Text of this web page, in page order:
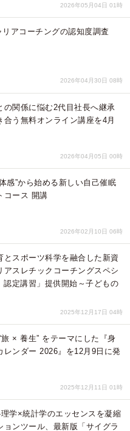
2026年05月04日 01時
リアコーチングの認知度調査
2026年04月30日 08時
の関係に悩む2代目社長へ継承
合う無料オンライン講座を4月
2026年04月05日 00時
感”から始める新しい自己催眠
コース 開講
2026年02月10日 06時
とスポーツ科学を融合した新資
アスレチックコーチングスペシ
認定講習」提供開始～子どもの
2025年12月17日 04時
× 養生” をテーマにした『身
レンダー 2026』を12月9日に発
2025年12月11日 01時
学×統計学のエッセンスを凝縮
ョンツール、最新版「サイグラ